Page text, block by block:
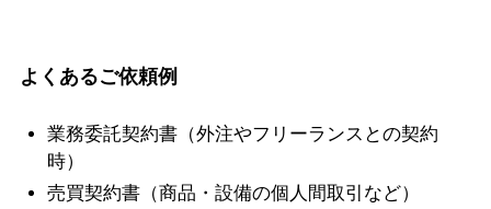
よくあるご依頼例
業務委託契約書（外注やフリーランスとの契約
時）
売買契約書（商品・設備の個人間取引など）